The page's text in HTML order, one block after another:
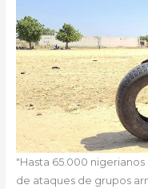
"Hasta 65.000
de ataques de grupos